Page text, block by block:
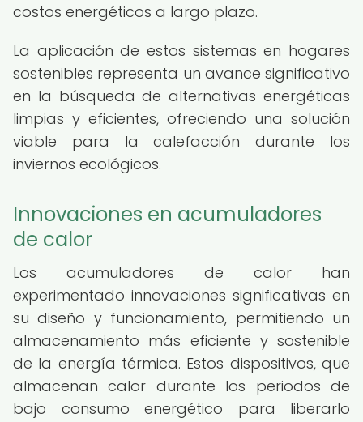
costos energéticos a largo plazo.
La aplicación de estos sistemas en hogares
sostenibles representa un avance significativo
en la búsqueda de alternativas energéticas
limpias y eficientes, ofreciendo una solución
viable para la calefacción durante los
inviernos ecológicos.
Innovaciones en acumuladores
de calor
Los acumuladores de calor han
experimentado innovaciones significativas en
su diseño y funcionamiento, permitiendo un
almacenamiento más eficiente y sostenible
de la energía térmica. Estos dispositivos, que
almacenan calor durante los periodos de
bajo consumo energético para liberarlo